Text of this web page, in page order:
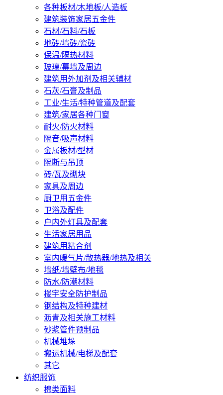
各种板材/木地板/人造板
建筑装饰家居五金件
石材/石料/石板
地砖/墙砖/瓷砖
保温/隔热材料
玻璃/幕墙及周边
建筑用外加剂及相关辅材
石灰/石膏及制品
工业/生活/特种管道及配套
建筑/家居各种门窗
耐火/防火材料
隔音/吸声材料
金属板材/型材
隔断与吊顶
砖/瓦及砌块
家具及周边
厨卫用五金件
卫浴及配件
户内外灯具及配套
生活家居用品
建筑用粘合剂
室内暖气片/散热器/地热及相关
墙纸/墙壁布/地毯
防水/防潮材料
楼宇安全防护制品
钢结构及特种建材
沥青及相关施工材料
砂浆管件预制品
机械堆垛
搬运机械/电梯及配套
其它
纺织服饰
棉类面料